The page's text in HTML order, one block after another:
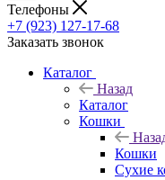
Телефоны
+7 (923) 127-17-68
Заказать звонок
Каталог
Назад
Каталог
Кошки
Кошки
Сухие